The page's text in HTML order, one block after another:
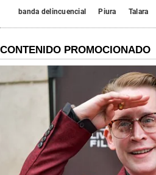
banda delincuencial Piura Talara